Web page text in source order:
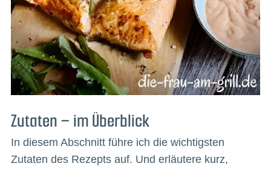
Zutaten – im Überblick
In diesem Abschnitt führe ich die wichtigsten
Zutaten des Rezepts auf. Und erläutere kurz,